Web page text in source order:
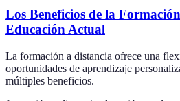
Los Beneficios de la
Educación Actual
La formación a distancia ofrece una
oportunidades de aprendizaje
múltiples beneficios.